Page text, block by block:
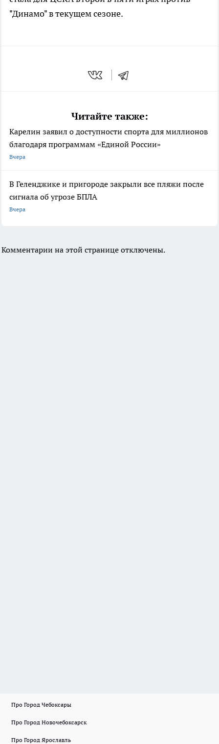
"Динамо" в текущем сезоне.
Читайте также:
Карелин заявил о доступности спорта для миллионов
благодаря программам «Единой России»
Вчера
В Геленджике и пригороде закрыли все пляжи после
сигнала об угрозе БПЛА
Вчера
Комментарии на этой странице отключены.
Про Город Чебоксары
Про Город Новочебоксарск
Про Город Ярославль